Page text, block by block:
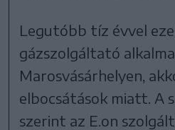
Legutóbb tíz évvel
gázszolgáltató
Marosvásárhelyen,
elbocsátások miatt. A
szerint az E.on